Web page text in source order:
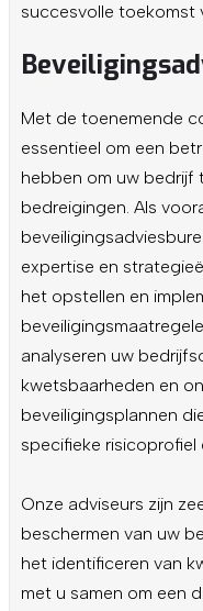
succesvolle toekomst
Met de toenemende
essentieel om een
hebben om uw bedrijf
bedreigingen. Als
expertise en
het opstellen en
analyseren uw
kwetsbaarheden en
beveiligingsplannen
specifieke
Onze adviseurs zijn
beschermen van uw
het identificeren van
met u samen om een